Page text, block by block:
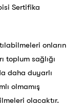
Sertifika
onların
toplum sağlığı
daha duyarlı
olmamış
olacaktır.